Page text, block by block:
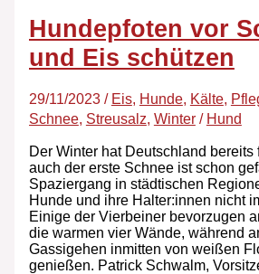
Hundepfoten vor
und Eis schützen
29/11/2023 / Eis, Hunde, Kälte,
Schnee, Streusalz, Winter/ Hund
Der Winter hat Deutschland bereits
auch der erste Schnee ist schon
Spaziergang in städtischen
Hunde und ihre Halter:innen nicht
Einige der Vierbeiner bevorzugen
die warmen vier Wände, während
Gassigehen inmitten von weißen
genießen. Patrick Schwalm,